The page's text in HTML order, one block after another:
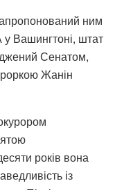
ним
Вашингтоні, штат
Сенатом,
Жанін
років вона
із